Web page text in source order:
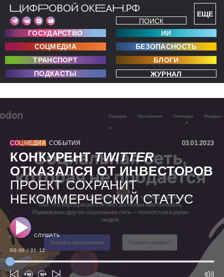
ЕЩЕ
ПОИСК
ГОСУДАРСТВО
ИИ
СОЦМЕДИА
БЕЗОПАСНОСТЬ
ТРАНСПОРТ
БЛОГИ
ПОДКАСТЫ
ЖУРНАЛ
СОЦМЕДИА СОБЫТИЯ 03.01.2023
КОНКУРЕНТTWITTER
ОТКАЗАЛСЯ ОТ ИНВЕСТОРОВ
ПРОЕКТ СОХРАНИТ
НЕКОММЕРЧЕСКИЙ СТАТУС
СЛУШАТЬ
00:00/01:12